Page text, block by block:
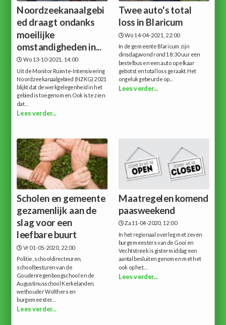
Noordzeekanaalgebi
ed draagt ondanks
moeilijke
omstandigheden in...
Wo 13-10-2021, 14:00
Uit de Monitor Ruimte-Intensivering
Noordzeekanaalgebied (NZKG) 2021
blijkt dat de werkgelegenheid in het
gebied is toegenomen.Ook is te zien
dat...
Lees verder...
Twee auto's total
loss in Blaricum
Wo 14-04-2021, 22:00
In de gemeente Blaricum zijn
dinsdagavond rond 18:30 uur een
bestelbus en een auto op elkaar
gebotst en total loss geraakt.Het
ongeluk gebeurde op...
Lees verder...
Scholen en gemeente
gezamenlijk aan de
slag voor een
leefbare buurt
Vr 01-05-2020, 22:00
Politie, schooldirecteuren,
schoolbesturen van de
Goudenregenboogschool en de
Augustinusschool Kerkelanden,
wethouder Wolthers en
burgemeester...
Lees verder...
Maatregelen komend
paasweekend
Za 11-04-2020, 12:00
In het regionaal overleg met zeven
burgemeesters van de Gooi en
Vechtstreek is gistermiddag een
aantal besluiten genomen met het
ook op het...
Lees verder...